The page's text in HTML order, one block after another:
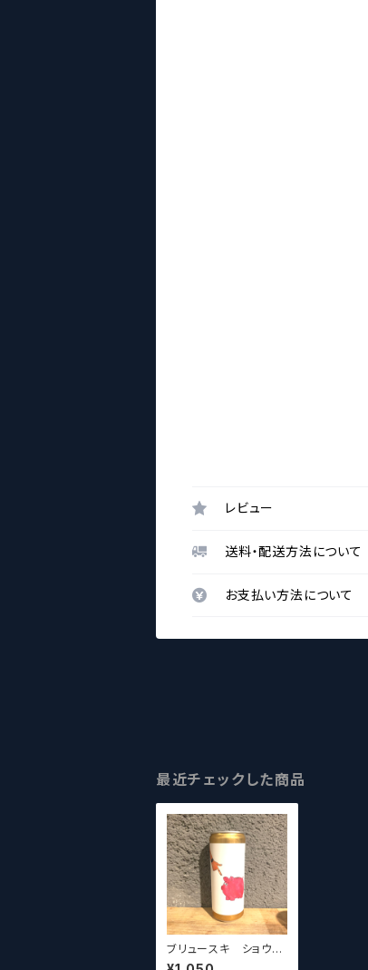
レビュー
送料・配送方法について
お支払い方法について
最近チェックした商品
ブリュースキ ショウミ
ーザマネー BREWS